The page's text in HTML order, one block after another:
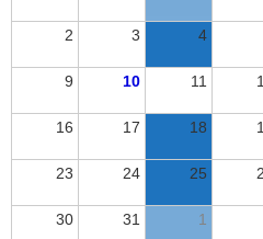
2 3 4
9 10 11
16 17 18
23 24 25
30 31 1